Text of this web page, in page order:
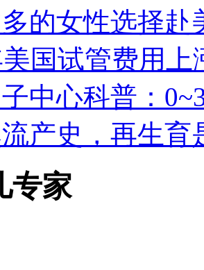
的女性选择赴
国试管费用上
中心科普：
产史，再生育
专家